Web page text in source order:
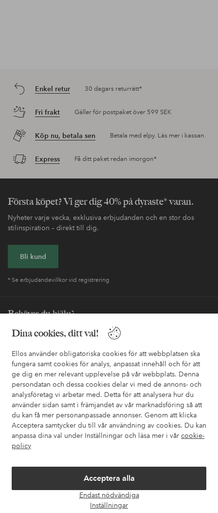
Dina cookies, ditt val!
Ellos använder obligatoriska cookies för att webbplatsen ska
fungera samt cookies för analys, anpassat innehåll och för att
ge dig en mer relevant upplevelse på vår webbplats. Denna
persondatan och dessa cookies delar vi med de annons- och
analysföretag vi arbetar med. Detta för att analysera hur du
använder sidan samt i främjandet av vår marknadsföring så att
du kan få mer personanpassade annonser. Genom att klicka
Acceptera samtycker du till vår användning av cookies. Du kan
anpassa dina val under Inställningar och läsa mer i vår cookie-
policy
Acceptera alla
Endast nödvändiga
Inställningar
Enkel retur 30 dagars returrätt*
Fri frakt Gäller för postpaket över 599 SEK
Köp nu, betala sen Betala med elpy. Läs mer i kassan.
Express Få ditt paket redan imorgon*
Första köpet? Vi ger dig 40% på dyraste* varan.
Nyheter varje vecka, exklusiva erbjudanden och en stor dos
stilinspiration – direkt till dig.
Bli kund
* Se erbjudandevillkor vid registrering
Behöver du hjälp?
I vår FAQ hittar du svaren på de vanligaste frågorna. Här finns
också information om hur du enklast kontaktar oss.
Kundservice Beställning Betalsätt
Mina sidor
Om Ellos
Villkor